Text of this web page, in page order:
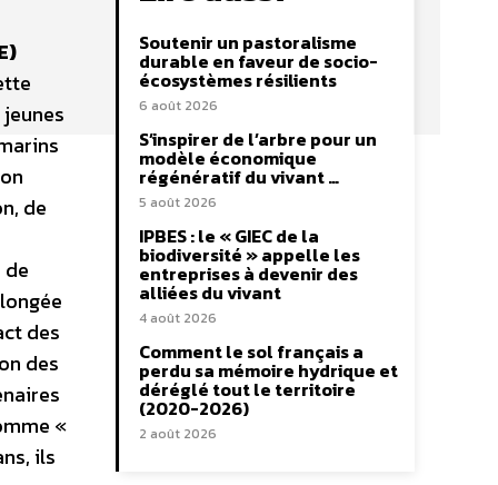
jeunes
de
de
des
des
«
ils
Soutenir un pastoralisme
durable en faveur de socio-
écosystèmes résilients
6 août 2026
S’inspirer de l’arbre pour un
modèle économique
régénératif du vivant …
5 août 2026
IPBES : le « GIEC de la
biodiversité » appelle les
entreprises à devenir des
alliées du vivant
4 août 2026
Comment le sol français a
perdu sa mémoire hydrique et
déréglé tout le territoire
(2020-2026)
2 août 2026